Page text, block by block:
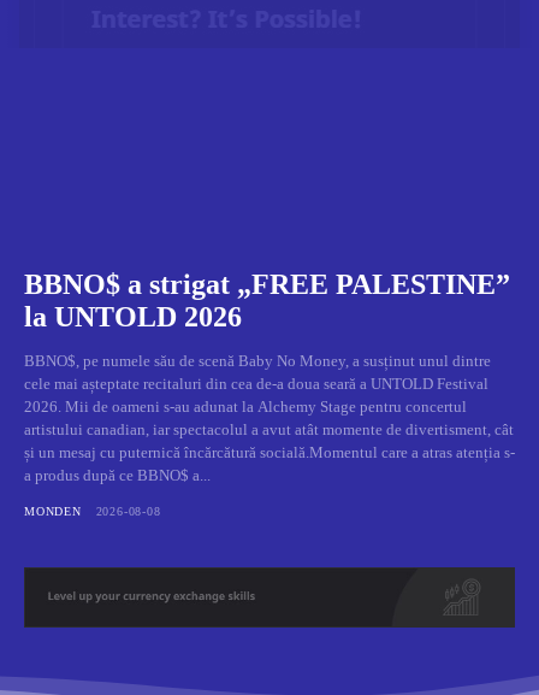
BBNO$ a strigat „FREE PALESTINE”
la UNTOLD 2026
BBNO$, pe numele său de scenă Baby No Money, a susținut unul dintre
cele mai așteptate recitaluri din cea de-a doua seară a UNTOLD Festival
2026. Mii de oameni s-au adunat la Alchemy Stage pentru concertul
artistului canadian, iar spectacolul a avut atât momente de divertisment, cât
și un mesaj cu puternică încărcătură socială.Momentul care a atras atenția s-
a produs după ce BBNO$ a...
MONDEN 2026-08-08